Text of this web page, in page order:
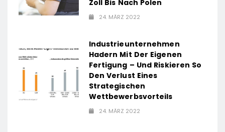
Zoll Bis Nach Polen
24. MÄRZ 2022
Industrieunternehmen
Hadern Mit Der Eigenen
Fertigung – Und Riskieren So
Den Verlust Eines
Strategischen
Wettbewerbsvorteils
24. MÄRZ 2022